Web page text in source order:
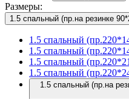
Размеры:
1.5 спальный (пр.на резинке
1.5 спальный
1.5 спальный
1.5 спальный
1.5 спальный
1.5 спальный (пр.на